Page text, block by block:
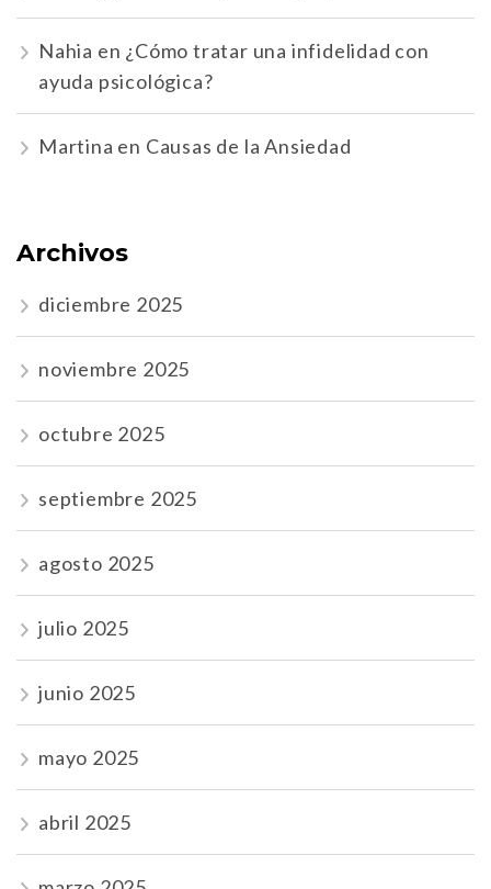
Nahia en ¿Cómo tratar una infidelidad con
ayuda psicológica?
Martina en Causas de la Ansiedad
Archivos
diciembre 2025
noviembre 2025
octubre 2025
septiembre 2025
agosto 2025
julio 2025
junio 2025
mayo 2025
abril 2025